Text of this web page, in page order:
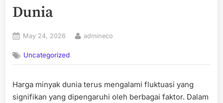
Dunia
Posted
May 24, 2026 By
admineco
Uncategorized
Harga minyak dunia terus mengalami fluktuasi yang
signifikan yang dipengaruhi oleh berbagai faktor. Dalam